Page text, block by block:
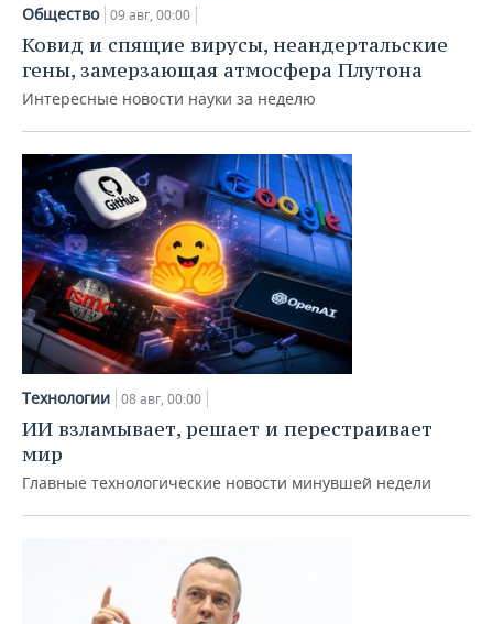
НЕФТЕХИМИЯ
НЕФТЬ
ОПК
ЭНЕРГЕТИКА
РОЗНИЧНАЯ ТОРГОВЛЯ
ТРАНСПОРТ
НОВОСТИ ТЕХНОЛОГИЙ
IT
ТЕЛЕКОММУНИКАЦИИ
МЕРОПРИЯТИЯ
НОВОСТИ МЕРОПРИЯТИЙ
БИЗНЕС-БРАНЧИ
ONLINE-КОНФЕРЕНЦИИ
ОТКРЫТАЯ ЛЕКЦИЯ
СПОРТ
ФУТБОЛ
ХОККЕЙ
БАСКЕТБОЛ
ВОЛЕЙБОЛ
КИБЕРСПОРТ
ФИГУРНОЕ КАТАНИЕ
НОВОСТИ ОБЩЕСТВА
ВЛАСТЬ
ИНФРАСТРУКТУРА
ИСТОРИЯ
КУЛЬТУРА
МЕДИЦИНА
ФОТОГАЛЕРЕЯ
СЮЖЕТЫ
СПРАВОЧНИК
СПИСОК ПЕРСОН
СПИСОК КОМПАНИЙ
ПОЛНАЯ ВЕРСИЯ
Общество 09 авг, 00:00
Ковид и спящие вирусы, неандертальские
гены, замерзающая атмосфера Плутона
Интересные новости науки за неделю
Технологии 08 авг, 00:00
ИИ взламывает, решает и перестраивает
мир
Главные технологические новости минувшей недели